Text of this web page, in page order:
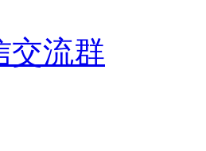
交流群